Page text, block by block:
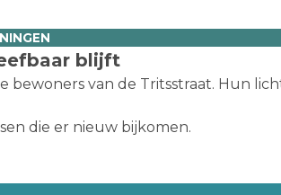
blijft
van de Tritsstraat. Hun
die er nieuw bijkomen.